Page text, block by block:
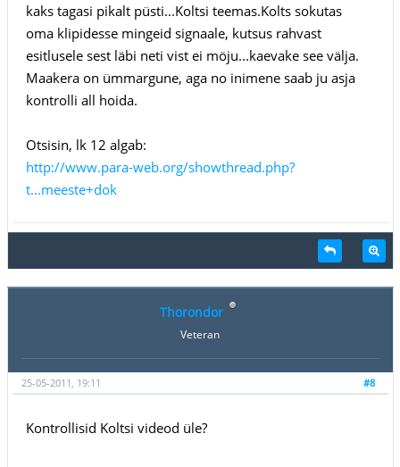
kaks tagasi pikalt püsti...Koltsi teemas.Kolts sokutas
oma klipidesse mingeid signaale, kutsus rahvast
esitlusele sest läbi neti vist ei möju...kaevake see välja.
Maakera on ümmargune, aga no inimene saab ju asja
kontrolli all hoida.
Otsisin, lk 12 algab:
http://www.para-web.org/showthread.php?
t...meeste+dok
Thorondor
Veteran
#8
25-05-2011, 19:11
Kontrollisid Koltsi videod üle?